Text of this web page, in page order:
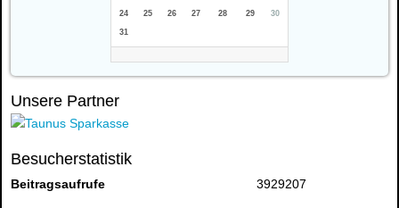
24 25 26 27 28 29 30
31
Unsere Partner
Besucherstatistik
Beitragsaufrufe 3929207